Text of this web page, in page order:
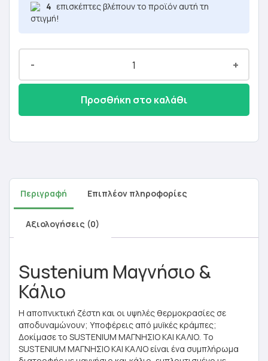
4 επισκέπτες βλέπουν το προϊόν αυτή τη
στιγμή!
- +
Προσθήκη στο καλάθι
Περιγραφή Επιπλέον πληροφορίες
Αξιολογήσεις (0)
Sustenium Μαγνήσιο &
Κάλιο
Η αποπνικτική ζέστη και οι υψηλές θερμοκρασίες σε
αποδυναμώνουν; Υποφέρεις από μυïκές κράμπες;
Δοκίμασε το SUSTENIUM ΜΑΓΝΗΣΙΟ ΚΑΙ ΚΑΛΙΟ. Το
SUSTENIUM ΜΑΓΝΗΣΙΟ ΚΑΙ ΚΑΛΙΟ είναι ένα συμπλήρωμα